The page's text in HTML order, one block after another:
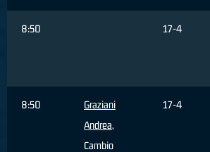
8:50 17-4
8:50
Graziani
Andrea,
Cambio
17-4